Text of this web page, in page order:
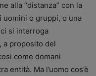
alla “distanza” con la
o gruppi, o una
si interroga
a proposito del
come domani
entità. Ma l’uomo cos’è